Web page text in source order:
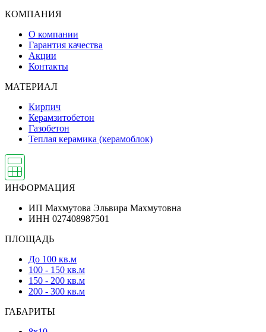
КОМПАНИЯ
О компании
Гарантия качества
Акции
Контакты
МАТЕРИАЛ
Кирпич
Керамзитобетон
Газобетон
Теплая керамика (керамоблок)
ИНФОРМАЦИЯ
ИП Махмутова Эльвира Махмутовна
ИНН 027408987501
ПЛОЩАДЬ
До 100 кв.м
100 - 150 кв.м
150 - 200 кв.м
200 - 300 кв.м
ГАБАРИТЫ